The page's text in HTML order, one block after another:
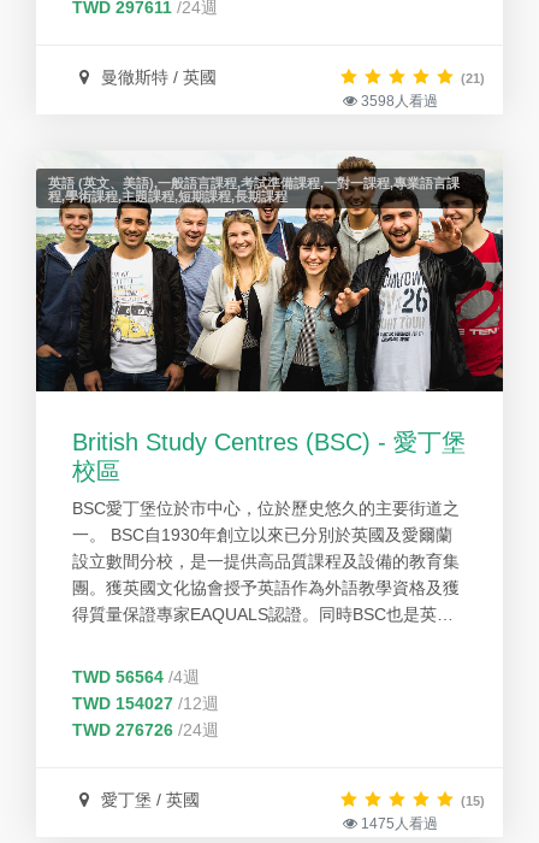
TWD 297611 /24週
曼徹斯特 / 英國 (21)
3598人看過
英語 (英文、美語),一般語言課程,考試準備課程,一對一課程,專業語言課
程,學術課程,主題課程,短期課程,長期課程
British Study Centres (BSC) - 愛丁堡
校區
BSC愛丁堡位於市中心，位於歷史悠久的主要街道之
一。 BSC自1930年創立以來已分別於英國及愛爾蘭
設立數間分校，是一提供高品質課程及設備的教育集
團。獲英國文化協會授予英語作為外語教學資格及獲
得質量保證專家EAQUALS認證。同時BSC也是英國
協會(the Association of Language Travel
Organizations)的積極成員。
TWD 56564 /4週
TWD 154027 /12週
TWD 276726 /24週
愛丁堡 / 英國 (15)
1475人看過